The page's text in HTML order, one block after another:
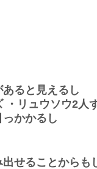
ると見えるし
リュウソウ2人
かかるし
せることからも